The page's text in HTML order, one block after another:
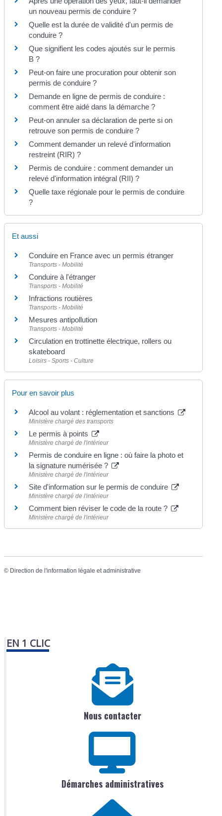
un nouveau permis de conduire ?
Quelle est la durée de validité d'un permis de
conduire ?
Que signifient les codes ajoutés sur le permis
B ?
Peut-on faire une procuration pour obtenir son
permis de conduire ?
Demande en ligne de permis de conduire :
comment être aidé dans la démarche ?
Peut-on annuler sa déclaration de perte si on
retrouve son permis de conduire ?
Comment demander un relevé d'information
restreint (RIR) ?
Permis de conduire : comment demander un
relevé d'information intégral (RII) ?
Quelle taxe régionale pour le permis de conduire
?
Et aussi
Conduire en France avec un permis étranger
Transports - Mobilité
Conduire à l'étranger
Transports - Mobilité
Infractions routières
Transports - Mobilité
Mesures antipollution
Transports - Mobilité
Circulation en trottinette électrique, rollers ou
skateboard
Loisirs - Sports - Culture
Pour en savoir plus
Alcool au volant : réglementation et sanctions
Ministère chargé des transports
Le permis à points
Ministère chargé de l'intérieur
Permis de conduire en ligne : où faire la photo et
la signature numérisée ?
Ministère chargé de l'intérieur
Site d'information sur le permis de conduire
Ministère chargé de l'intérieur
Comment bien réviser le code de la route ?
Ministère chargé de l'intérieur
© Direction de l'information légale et administrative
EN 1 CLIC
Nous contacter
Démarches administratives